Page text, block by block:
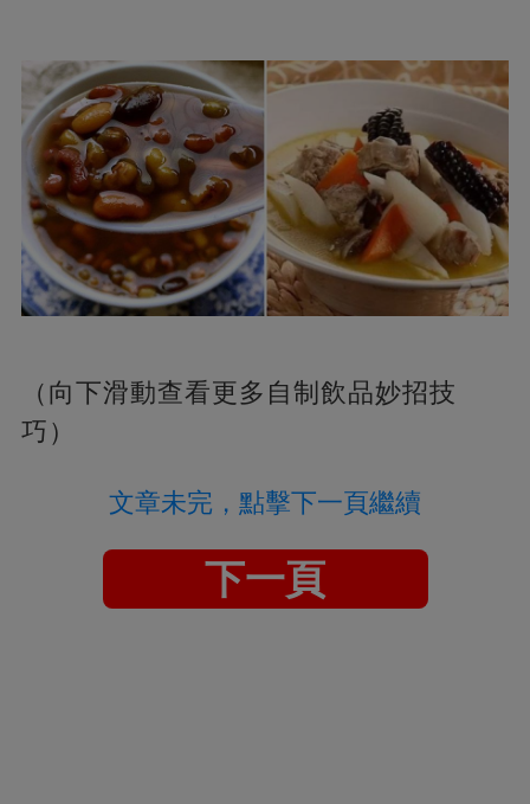
（向下滑動查看更多自制飲品妙招技
巧）
文章未完，點擊下一頁繼續
下一頁